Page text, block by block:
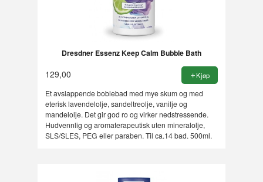
Dresdner Essenz Keep Calm Bubble Bath
129,00 Kjøp
Et avslappende boblebad med mye skum og med
eterisk lavendelolje, sandeltreolje, vanilje og
mandelolje. Det gir god ro og virker nedstressende.
Hudvennlig og aromaterapeutisk uten mineralolje,
SLS/SLES, PEG eller paraben. Til ca.14 bad. 500ml.